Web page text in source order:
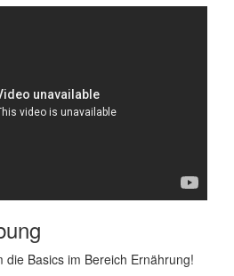
die Basics im Bereich Ernährung!